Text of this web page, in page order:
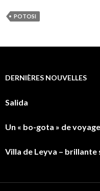
POTOSI
DERNIÈRES NOUVELLES
Salida
Un « bo-gota » de voyage
Villa de Leyva – brillante